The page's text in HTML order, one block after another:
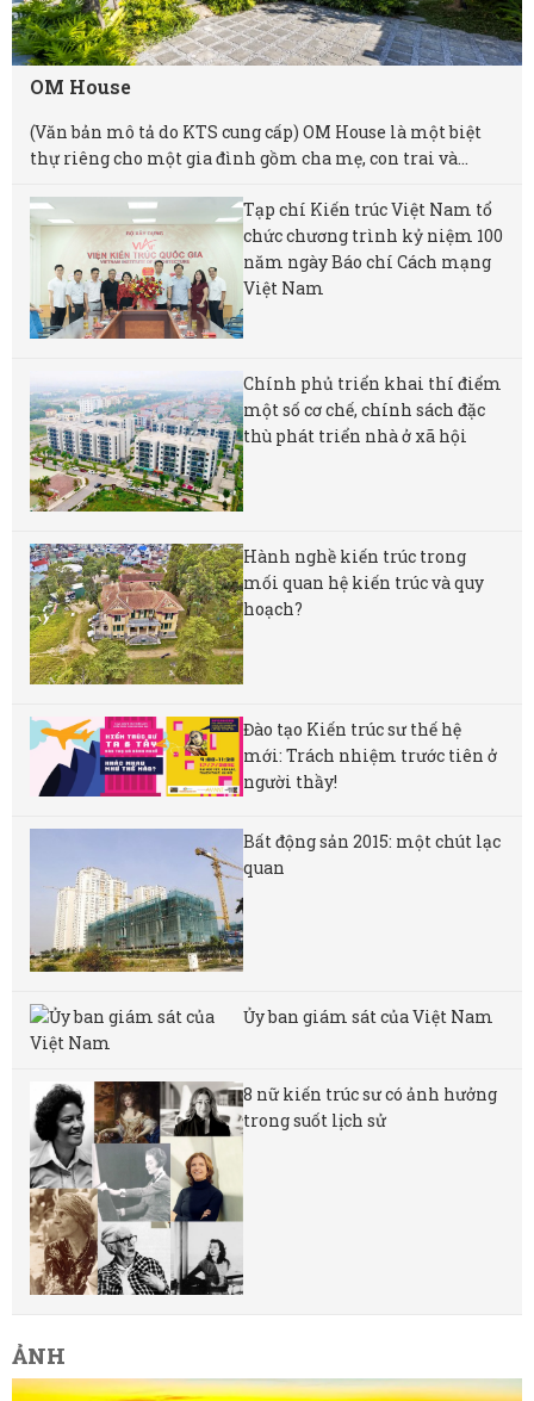
OM House
(Văn bản mô tả do KTS cung cấp) OM House là một biệt
thự riêng cho một gia đình gồm cha mẹ, con trai và...
Tạp chí Kiến trúc Việt Nam tổ
chức chương trình kỷ niệm 100
năm ngày Báo chí Cách mạng
Việt Nam
Chính phủ triển khai thí điểm
một số cơ chế, chính sách đặc
thù phát triển nhà ở xã hội
Hành nghề kiến trúc trong
mối quan hệ kiến trúc và quy
hoạch?
Đào tạo Kiến trúc sư thế hệ
mới: Trách nhiệm trước tiên ở
người thầy!
Bất động sản 2015: một chút lạc
quan
Ủy ban giám sát của Việt Nam
8 nữ kiến ​​trúc sư có ảnh hưởng
trong suốt lịch sử
ẢNH